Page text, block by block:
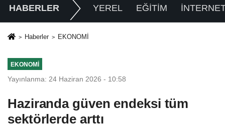
HABERLER YEREL EĞİTİM
Haberler EKONOMİ
EKONOMİ
Yayınlanma: 24 Haziran 2026 - 10:58
Haziranda güven endeksi tüm
sektörlerde arttı